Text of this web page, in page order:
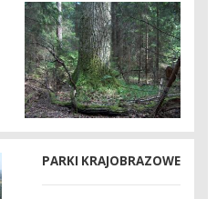
PARKI KRAJOBRAZOWE